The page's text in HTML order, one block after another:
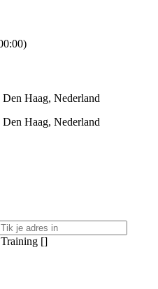
Haag, Nederland
Haag, Nederland
Training []